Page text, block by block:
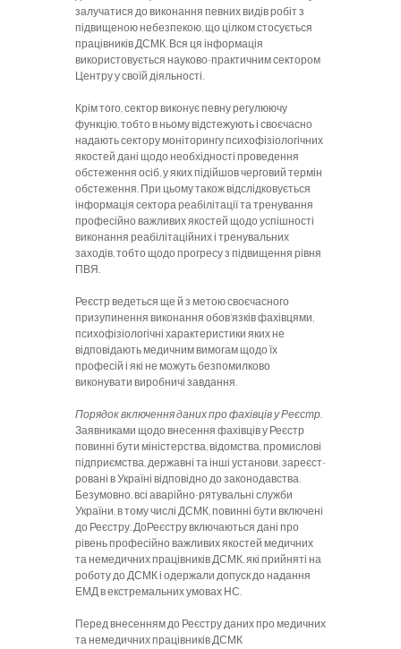
залучатися до виконання певних видів робіт з
підвищеною небезпекою, що цілком стосується
працівників ДСМК. Вся ця інформація
використовується науково-практичним сектором
Центру у своїй діяльності.
Крім того, сектор виконує певну регулюючу
функцію, тобто в ньому відстежують і своєчасно
надають сектору моніто­рингу психофізіологічних
якостей дані щодо необхідності проведення
обстеження осіб, у яких підійшов черговий термін
об­стеження. При цьому також відслідковуєть­ся
інформація сектора реабілітації та тре­нування
професійно важливих якостей щодо успішності
виконання реабілітацій­них і тренувальних
заходів, тобто щодо прогресу з підвищення рівня
ПВЯ.
Реєстр ведеться ще й з метою своє­часного
призупинення виконання обов’яз­ків фахівцями,
психофізіологічні характе­ристики яких не
відповідають медичним ви­могам щодо їх
професій і які не можуть безпомилково
виконувати виробничі зав­дання.
Порядок включення даних про фа­хівців у Реєстр.
Заявниками щодо вне­сення фахівців у Реєстр
повинні бути мініс­терства, відомства, промислові
підприємст­ва, державні та інші установи, зареєст­
ровані в Україні відповідно до законо­давства.
Безумовно, всі аварійно-рятувальні служби
України, в тому числі ДСМК, повинні бути включені
до Реєстру. ДоРеєстру включаються дані про
рівень професійно важливих якостей медичних
та немедичних працівників ДСМК, які прийняті на
роботу до ДСМК і одержали допуск до надання
ЕМД в екстремальних умовах НС.
Перед внесенням до Реєстру даних про медичних
та немедичних працівників ДСМК